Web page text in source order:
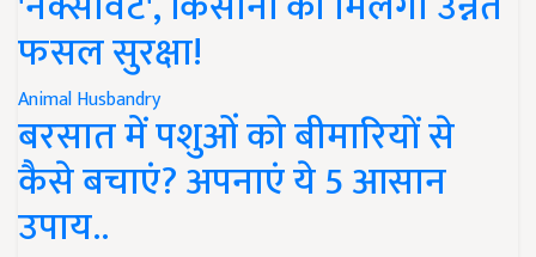
फसल सुरक्षा!
Animal Husbandry
बरसात में पशुओं को बीमारियों से
कैसे बचाएं? अपनाएं ये 5 आसान
उपाय..